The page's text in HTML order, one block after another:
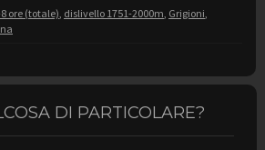
ore (totale) dislivello 1751-2000m Grigioni
DI PARTICOLARE?